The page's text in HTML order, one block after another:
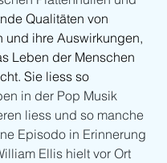
Qualitäten von
und ihre Auswirkungen,
Leben der Menschen
Sie liess so
in der Pop Musik
liess und so manche
Episodo in Erinnerung
Ellis hielt vor Ort